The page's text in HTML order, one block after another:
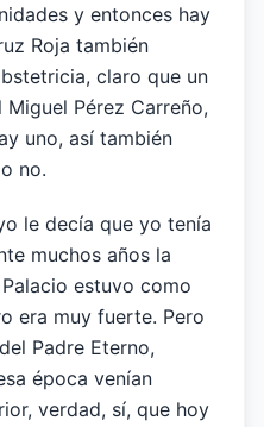
y entonces hay
Roja también
claro que un
Pérez Carreño,
uno, así también
no.
le decía que yo tenía
muchos años la
estuvo como
era muy fuerte. Pero
Padre Eterno,
época venían
verdad, sí, que hoy